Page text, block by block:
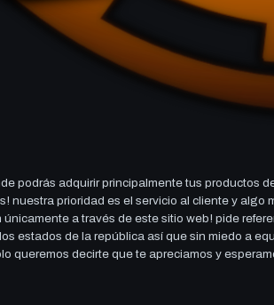
podrás adquirir principalmente tus productos
nuestra prioridad es el servicio al cliente y
a través de este sitio web! pide
estados de la república así que sin miedo a
queremos decirte que te apreciamos y